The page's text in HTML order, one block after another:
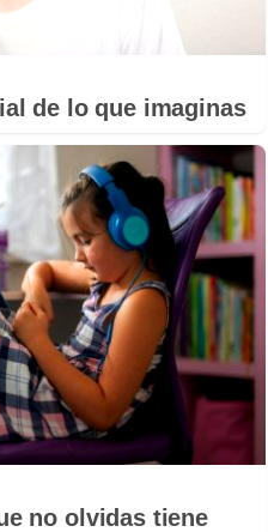
de lo que imaginas
no olvidas tiene